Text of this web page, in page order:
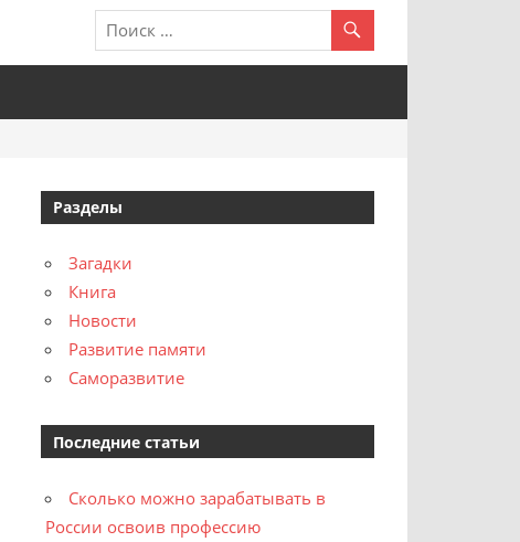
Разделы
Загадки
Книга
Новости
Развитие памяти
Саморазвитие
Последние статьи
Сколько можно зарабатывать в
России освоив профессию